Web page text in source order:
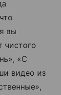
вы
чистого
«С
видео из